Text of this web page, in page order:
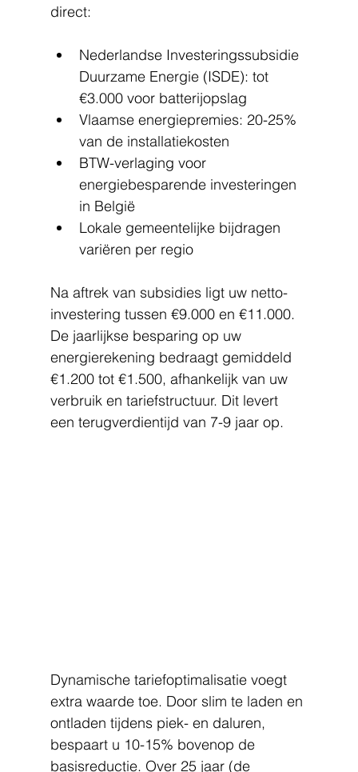
direct:
Nederlandse Investeringssubsidie
Duurzame Energie (ISDE): tot
€3.000 voor batterijopslag
Vlaamse energiepremies: 20-25%
van de installatiekosten
BTW-verlaging voor
energiebesparende investeringen
in België
Lokale gemeentelijke bijdragen
variëren per regio
Na aftrek van subsidies ligt uw netto-
investering tussen €9.000 en €11.000.
De jaarlijkse besparing op uw
energierekening bedraagt gemiddeld
€1.200 tot €1.500, afhankelijk van uw
verbruik en tariefstructuur. Dit levert
een terugverdientijd van 7-9 jaar op.
Dynamische tariefoptimalisatie voegt
extra waarde toe. Door slim te laden en
ontladen tijdens piek- en daluren,
bespaart u 10-15% bovenop de
basisreductie. Over 25 jaar (de